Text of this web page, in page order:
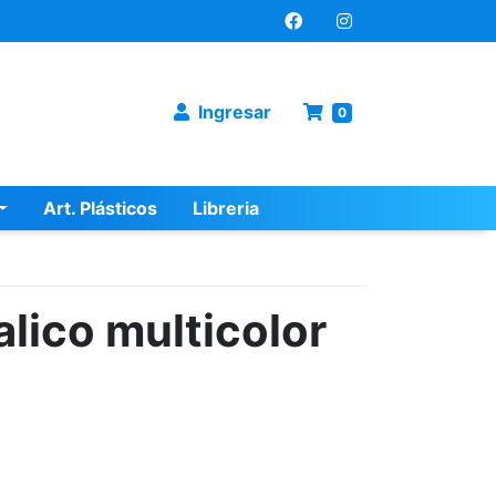
Ingresar 0
Art. Plásticos Libreria
multicolor